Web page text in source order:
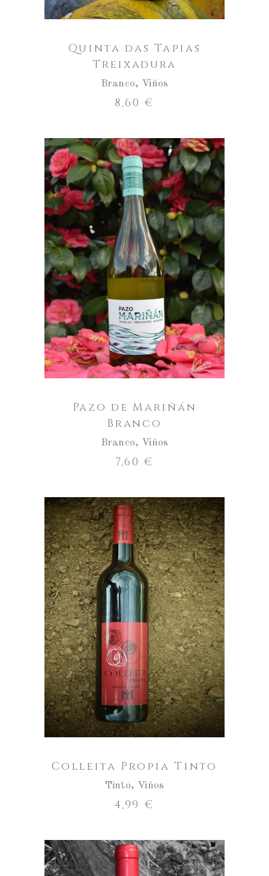
Quinta das Tapias
Treixadura
Branco, Viños
8,60€
ENGADIR AO CARRO
Pazo de Mariñán
Branco
Branco, Viños
7,60€
ENGADIR AO CARRO
Colleita Propia Tinto
Tinto, Viños
4,99 €